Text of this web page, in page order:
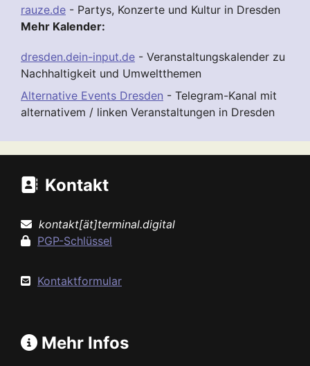
rauze.de - Partys, Konzerte und Kultur in Dresden
Mehr Kalender:
dresden.dein-input.de - Veranstaltungskalender zu
Nachhaltigkeit und Umweltthemen
Alternative Events Dresden - Telegram-Kanal mit
alternativem / linken Veranstaltungen in Dresden
Kontakt
kontakt[ät]terminal.digital
PGP-Schlüssel
Kontaktformular
Mehr Infos